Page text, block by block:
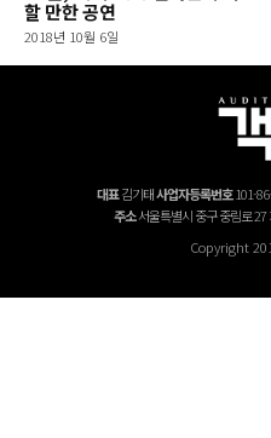
할 만한 공연
2018년 10월 6일
대표김기태사업자등록번호101-
주소서울특별시 중구 중림로 27
Copyright